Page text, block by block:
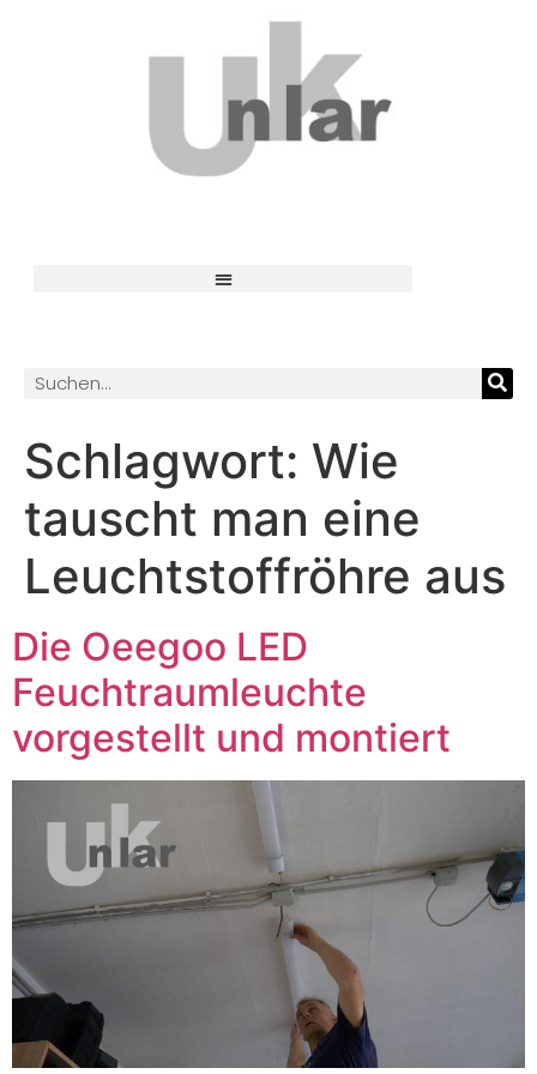
Schlagwort: Wie
tauscht man eine
Leuchtstoffröhre aus
Die Oeegoo LED
Feuchtraumleuchte
vorgestellt und montiert